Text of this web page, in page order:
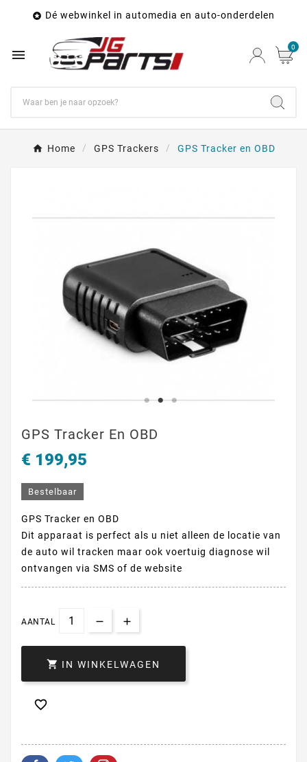
 Dé webwinkel in automedia en auto-onderdelen
 0
Home GPS Trackers GPS Tracker en OBD
GPS Tracker En OBD
€ 199,95
Bestelbaar
GPS Tracker en OBD
Dit apparaat is perfect als u niet alleen de locatie van
de auto wil tracken maar ook voertuig diagnose wil
ontvangen via SMS of de website
AANTAL
 IN WINKELWAGEN
